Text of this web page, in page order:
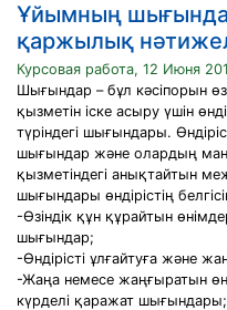
Ұйымның
қаржылық
Курсовая работа, 12 Июня
Шығындар – бұл кәсіпорын
қызметін іске асыру үшін
түріндегі шығындары.
шығындар және олардың
қызметіндегі анықтайтын
шығындары өндірістің
-Өзіндік құн құрайтын
шығындар;
-Өндірісті ұлғайтуға және
-Жаңа немесе жаңғыратын
күрделі қаражат шығындары;